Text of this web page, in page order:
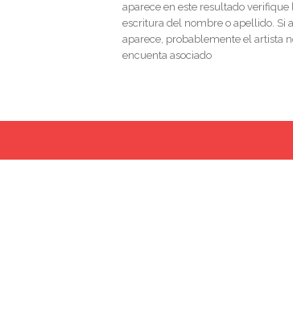
aparece en este resultado verifique
escritura del nombre o apellido. Si
aparece, probablemente el artista
encuenta asociado